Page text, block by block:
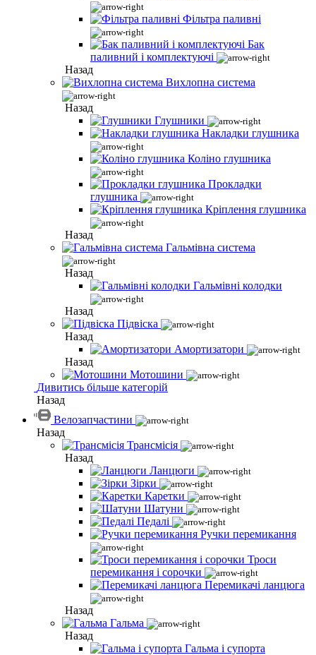
Фільтра паливні
Бак
паливний і комплектуючі
Назад
Вихлопна система
Назад
Глушники
Накладки глушника
Коліно глушника
Прокладки
глушника
Кріплення глушника
Назад
Гальмівна система
Назад
Гальмівні колодки
Назад
Підвіска
Назад
Амортизатори
Назад
Мотошини
Дивитись більше категорій
Назад
Велозапчастини
Назад
Трансмісія
Назад
Ланцюги
Зірки
Каретки
Шатуни
Педалі
Ручки перемикання
Троси
перемикання і сорочки
Перемикачі ланцюга
Назад
Гальма
Назад
Гальма і супорта